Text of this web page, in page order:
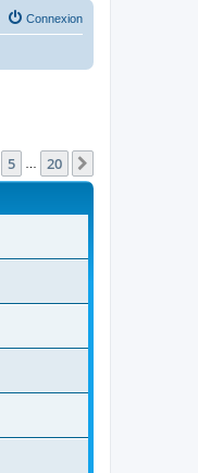
Connexion
5 20